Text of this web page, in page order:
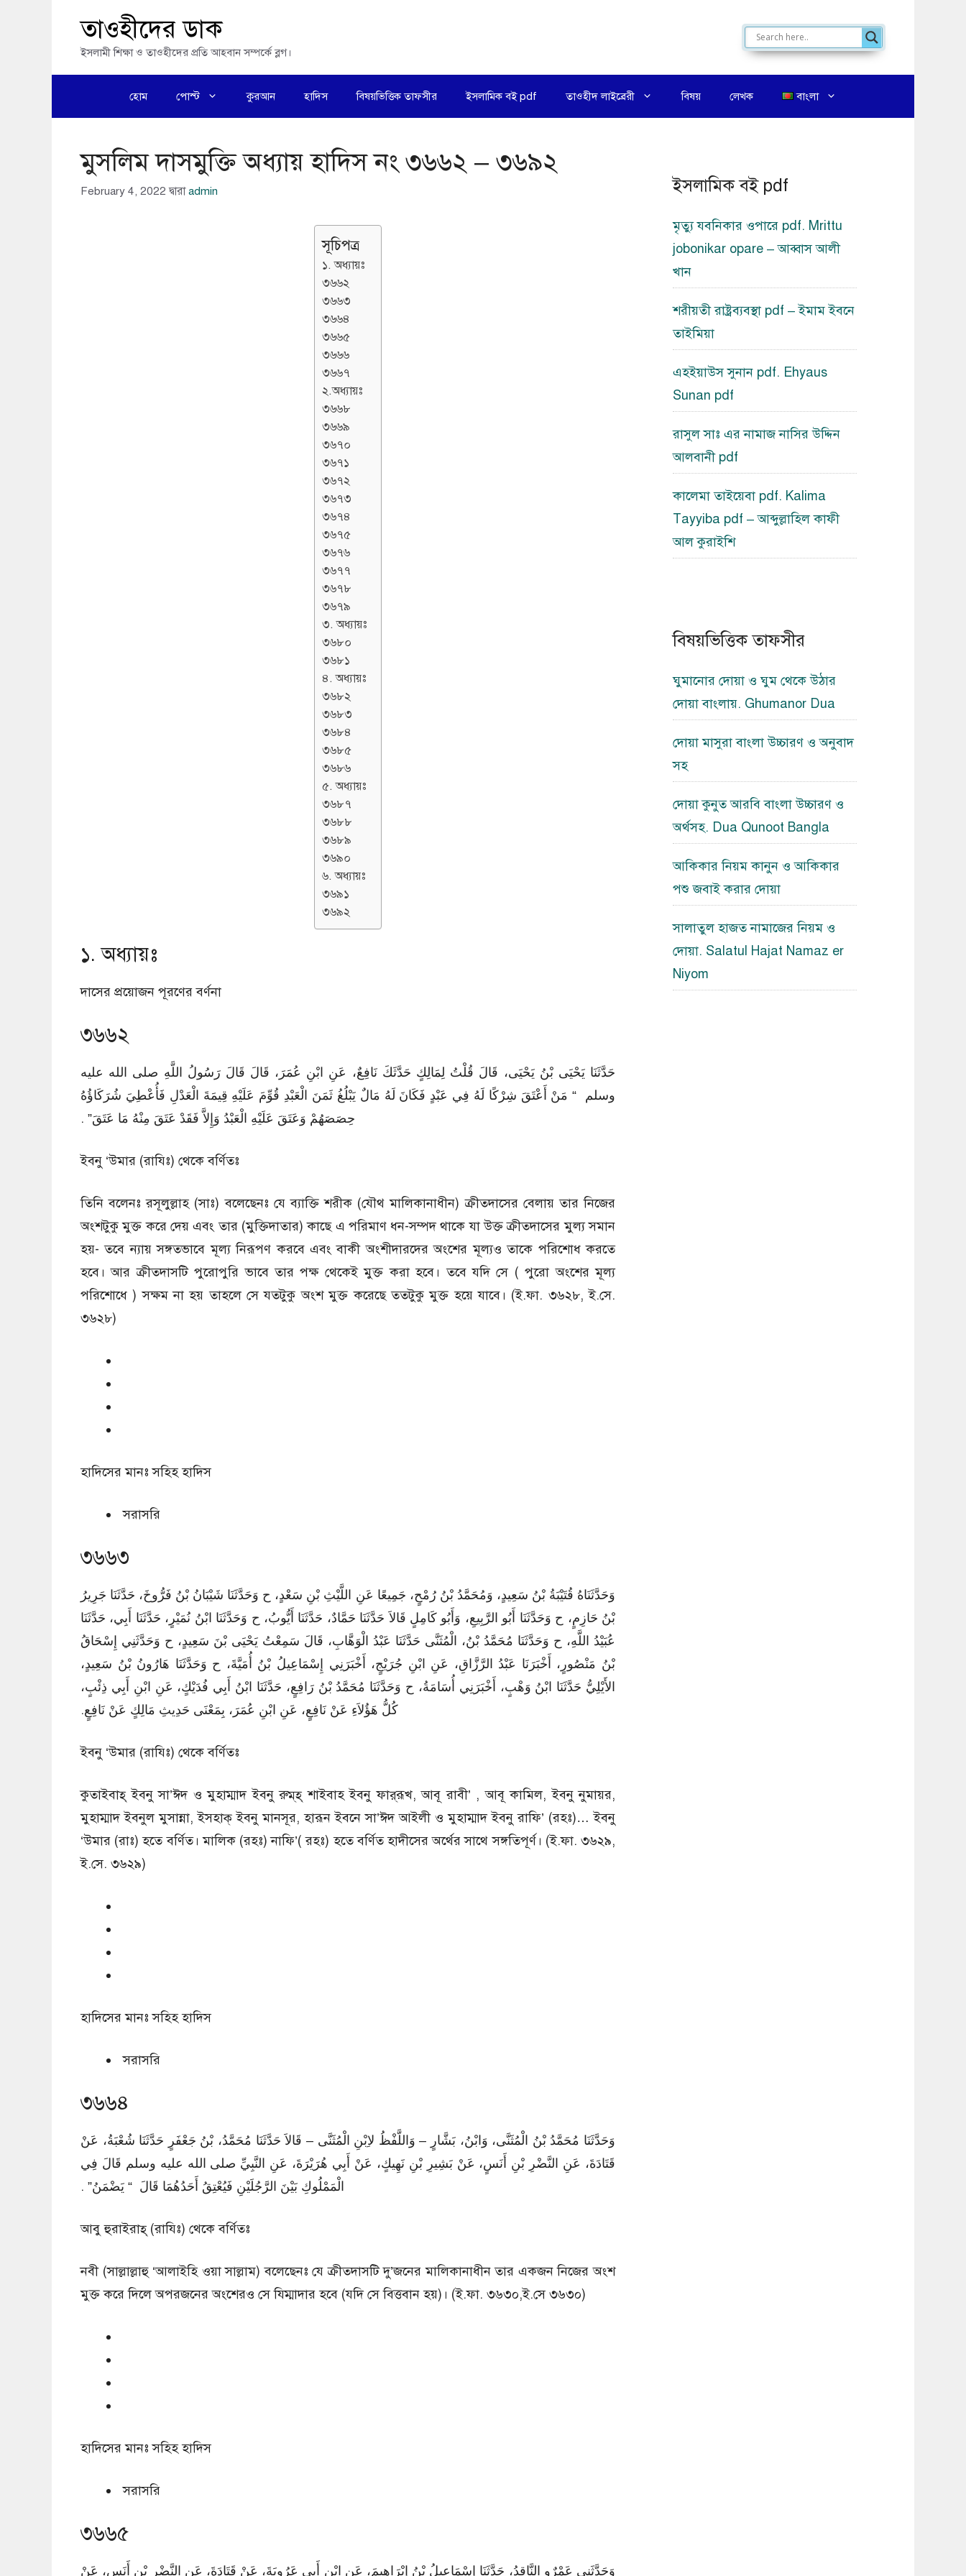
তাওহীদের ডাক
ইসলামী শিক্ষা ও তাওহীদের প্রতি আহবান সম্পর্কে ব্লগ।
হোম পোস্ট কুরআন হাদিস বিষয়ভিত্তিক তাফসীর ইসলামিক বই pdf তাওহীদ লাইব্রেরী বিষয় লেখক বাংলা
মুসলিম দাসমুক্তি অধ্যায় হাদিস নং ৩৬৬২ – ৩৬৯২
February 4, 2022 দ্বারাadmin
সূচিপত্র
১. অধ্যায়ঃ
৩৬৬২
৩৬৬৩
৩৬৬৪
৩৬৬৫
৩৬৬৬
৩৬৬৭
২.অধ্যায়ঃ
৩৬৬৮
৩৬৬৯
৩৬৭০
৩৬৭১
৩৬৭২
৩৬৭৩
৩৬৭৪
৩৬৭৫
৩৬৭৬
৩৬৭৭
৩৬৭৮
৩৬৭৯
৩. অধ্যায়ঃ
৩৬৮০
৩৬৮১
৪. অধ্যায়ঃ
৩৬৮২
৩৬৮৩
৩৬৮৪
৩৬৮৫
৩৬৮৬
৫. অধ্যায়ঃ
৩৬৮৭
৩৬৮৮
৩৬৮৯
৩৬৯০
৬. অধ্যায়ঃ
৩৬৯১
৩৬৯২
১. অধ্যায়ঃ
দাসের প্রয়োজন পূরণের বর্ণনা
৩৬৬২
حَدَّثَنَا يَحْيَى بْنُ يَحْيَى، قَالَ قُلْتُ لِمَالِكٍ حَدَّثَكَ نَافِعٌ، عَنِ ابْنِ عُمَرَ، قَالَ قَالَ رَسُولُ اللَّهِ صلى الله عليه
وسلم ‏ “‏ مَنْ أَعْتَقَ شِرْكًا لَهُ فِي عَبْدٍ فَكَانَ لَهُ مَالٌ يَبْلُغُ ثَمَنَ الْعَبْدِ قُوِّمَ عَلَيْهِ قِيمَةَ الْعَدْلِ فَأُعْطِيَ شُرَكَاؤُهُ
حِصَصَهُمْ وَعَتَقَ عَلَيْهِ الْعَبْدُ وَإِلاَّ فَقَدْ عَتَقَ مِنْهُ مَا عَتَقَ‏”‏ ‏.‏
ইবনু ‘উমার (রাযিঃ) থেকে বর্ণিতঃ
তিনি বলেনঃ রসূলুল্লাহ (সাঃ) বলেছেনঃ যে ব্যাক্তি শরীক (যৌথ মালিকানাধীন) ক্রীতদাসের বেলায় তার নিজের
অংশটুকু মুক্ত করে দেয় এবং তার (মুক্তিদাতার) কাছে এ পরিমাণ ধন-সম্পদ থাকে যা উক্ত ক্রীতদাসের মুল্য সমান
হয়- তবে ন্যায় সঙ্গতভাবে মূল্য নিরূপণ করবে এবং বাকী অংশীদারদের অংশের মূল্যও তাকে পরিশোধ করতে
হবে। আর ক্রীতদাসটি পুরোপুরি ভাবে তার পক্ষ থেকেই মুক্ত করা হবে। তবে যদি সে ( পুরো অংশের মূল্য
পরিশোধে ) সক্ষম না হয় তাহলে সে যতটুকু অংশ মুক্ত করেছে ততটুকু মুক্ত হয়ে যাবে। (ই.ফা. ৩৬২৮, ই.সে.
৩৬২৮)
হাদিসের মানঃসহিহ হাদিস
সরাসরি
৩৬৬৩
وَحَدَّثَنَاهُ قُتَيْبَةُ بْنُ سَعِيدٍ، وَمُحَمَّدُ بْنُ رُمْحٍ، جَمِيعًا عَنِ اللَّيْثِ بْنِ سَعْدٍ، ح وَحَدَّثَنَا شَيْبَانُ بْنُ فَرُّوخَ، حَدَّثَنَا جَرِيرُ
بْنُ حَازِمٍ، ح وَحَدَّثَنَا أَبُو الرَّبِيعِ، وَأَبُو كَامِلٍ قَالاَ حَدَّثَنَا حَمَّادٌ، حَدَّثَنَا أَيُّوبُ، ح وَحَدَّثَنَا ابْنُ نُمَيْرٍ، حَدَّثَنَا أَبِي، حَدَّثَنَا
عُبَيْدُ اللَّهِ، ح وَحَدَّثَنَا مُحَمَّدُ بْنُ، الْمُثَنَّى حَدَّثَنَا عَبْدُ الْوَهَّابِ، قَالَ سَمِعْتُ يَحْيَى بْنَ سَعِيدٍ، ح وَحَدَّثَنِي إِسْحَاقُ
بْنُ مَنْصُورٍ، أَخْبَرَنَا عَبْدُ الرَّزَّاقِ، عَنِ ابْنِ جُرَيْجٍ، أَخْبَرَنِي إِسْمَاعِيلُ بْنُ أُمَيَّةَ، ح وَحَدَّثَنَا هَارُونُ بْنُ سَعِيدٍ،
الأَيْلِيُّ حَدَّثَنَا ابْنُ وَهْبٍ، أَخْبَرَنِي أُسَامَةُ، ح وَحَدَّثَنَا مُحَمَّدُ بْنُ رَافِعٍ، حَدَّثَنَا ابْنُ أَبِي فُدَيْكٍ، عَنِ ابْنِ أَبِي ذِئْبٍ،
كُلُّ هَؤُلاَءِ عَنْ نَافِعٍ، عَنِ ابْنِ عُمَرَ، بِمَعْنَى حَدِيثِ مَالِكٍ عَنْ نَافِعٍ.‏
ইবনু ‘উমার (রাযিঃ) থেকে বর্ণিতঃ
কুতাইবাহ্‌ ইবনু সা’ঈদ ও মুহাম্মাদ ইবনু রুম্‌হ্ শাইবাহ ইবনু ফার্‌রূখ, আবূ রাবী’ , আবূ কামিল, ইবনু নুমায়র,
মুহাম্মাদ ইবনুল মুসান্না, ইসহাক্‌ ইবনু মানসূর, হারূন ইবনে সা’ঈদ আইলী ও মুহাম্মাদ ইবনু রাফি’ (রহঃ)… ইবনু
‘উমার (রাঃ) হতে বর্ণিত। মালিক (রহঃ) নাফি’( রহঃ) হতে বর্ণিত হাদীসের অর্থের সাথে সঙ্গতিপূর্ণ। (ই.ফা. ৩৬২৯,
ই.সে. ৩৬২৯)
হাদিসের মানঃসহিহ হাদিস
সরাসরি
৩৬৬৪
وَحَدَّثَنَا مُحَمَّدُ بْنُ الْمُثَنَّى، وَابْنُ، بَشَّارٍ – وَاللَّفْظُ لاِبْنِ الْمُثَنَّى – قَالاَ حَدَّثَنَا مُحَمَّدُ، بْنُ جَعْفَرٍ حَدَّثَنَا شُعْبَةُ، عَنْ
قَتَادَةَ، عَنِ النَّضْرِ بْنِ أَنَسٍ، عَنْ بَشِيرِ بْنِ نَهِيكٍ، عَنْ أَبِي هُرَيْرَةَ، عَنِ النَّبِيِّ صلى الله عليه وسلم قَالَ فِي
الْمَمْلُوكِ بَيْنَ الرَّجُلَيْنِ فَيُعْتِقُ أَحَدُهُمَا قَالَ ‏ “‏ يَضْمَنُ‏”‏ ‏.‏
আবু হুরাইরাহ্‌ (রাযিঃ) থেকে বর্ণিতঃ
নবী (সাল্লাল্লাহু ‘আলাইহি ওয়া সাল্লাম) বলেছেনঃ যে ক্রীতদাসটি দু’জনের মালিকানাধীন তার একজন নিজের অংশ
মুক্ত করে দিলে অপরজনের অংশেরও সে যিম্মাদার হবে (যদি সে বিত্তবান হয়)। (ই.ফা. ৩৬৩০,ই.সে ৩৬৩০)
হাদিসের মানঃসহিহ হাদিস
সরাসরি
৩৬৬৫
وَحَدَّثَنِي عَمْرٌو النَّاقِدُ، حَدَّثَنَا إِسْمَاعِيلُ بْنُ إِبْرَاهِيمَ، عَنِ ابْنِ أَبِي عَرُوبَةَ، عَنْ قَتَادَةَ، عَنِ النَّضْرِ بْنِ أَنَسٍ، عَنْ
ইসলামিক বই pdf
মৃত্যু যবনিকার ওপারে pdf. Mrittu
jobonikar opare – আব্বাস আলী
খান
শরীয়তী রাষ্ট্রব্যবস্থা pdf – ইমাম ইবনে
তাইমিয়া
এহইয়াউস সুনান pdf. Ehyaus
Sunan pdf
রাসুল সাঃ এর নামাজ নাসির উদ্দিন
আলবানী pdf
কালেমা তাইয়েবা pdf. Kalima
Tayyiba pdf – আব্দুল্লাহিল কাফী
আল কুরাইশি
বিষয়ভিত্তিক তাফসীর
ঘুমানোর দোয়া ও ঘুম থেকে উঠার
দোয়া বাংলায়. Ghumanor Dua
দোয়া মাসুরা বাংলা উচ্চারণ ও অনুবাদ
সহ
দোয়া কুনুত আরবি বাংলা উচ্চারণ ও
অর্থসহ. Dua Qunoot Bangla
আকিকার নিয়ম কানুন ও আকিকার
পশু জবাই করার দোয়া
সালাতুল হাজত নামাজের নিয়ম ও
দোয়া. Salatul Hajat Namaz er
Niyom